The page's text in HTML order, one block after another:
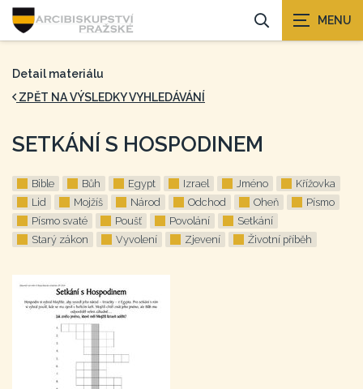
Detail materiálu
ZPĚT NA VÝSLEDKY VYHLEDÁVÁNÍ
SETKÁNÍ S HOSPODINEM
Bible Bůh Egypt Izrael Jméno
Křížovka
Lid
Mojžíš Národ Odchod Oheň
Písmo
Písmo svaté
Poušť Povolání
Setkání
Starý zákon
Vyvolení Zjevení Životní příběh